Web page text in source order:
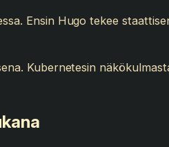
Ensin Hugo tekee
Kubernetesin